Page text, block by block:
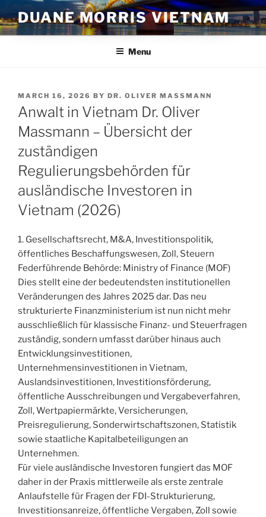
to
content
DUANE MORRIS VIETNAM
Menu
POSTED
ON
MARCH 16, 2026 BY DR. OLIVER MASSMANN
Anwalt in Vietnam Dr. Oliver
Massmann – Übersicht der
zuständigen
Regulierungsbehörden für
ausländische Investoren in
Vietnam (2026)
1. Gesellschaftsrecht, M&A, Investitionspolitik,
öffentliches Beschaffungswesen, Zoll, Steuern
Federführende Behörde: Ministry of Finance (MOF)
Dies stellt eine der bedeutendsten institutionellen
Veränderungen des Jahres 2025 dar. Das neu
strukturierte Finanzministerium ist nun nicht mehr
ausschließlich für klassische Finanz- und Steuerfragen
zuständig, sondern umfasst darüber hinaus auch
Entwicklungsinvestitionen,
Unternehmensinvestitionen in Vietnam,
Auslandsinvestitionen, Investitionsförderung,
öffentliche Ausschreibungen und Vergabeverfahren,
Zoll, Wertpapiermärkte, Versicherungen,
Preisregulierung, Sonderwirtschaftszonen, Statistik
sowie staatliche Kapitalbeteiligungen an
Unternehmen.
Für viele ausländische Investoren fungiert das MOF
daher in der Praxis mittlerweile als erste zentrale
Anlaufstelle für Fragen der FDI-Strukturierung,
Investitionsanreize, öffentliche Vergaben, Zoll sowie